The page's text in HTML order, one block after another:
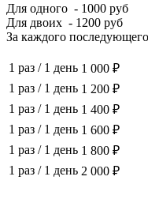
Для одного - 1000 руб
Для двоих - 1200 руб
За каждого
1 раз / 1 день 1 000 ₽
1 раз / 1 день 1 200 ₽
1 раз / 1 день 1 400 ₽
1 раз / 1 день 1 600 ₽
1 раз / 1 день 1 800 ₽
1 раз / 1 день 2 000 ₽